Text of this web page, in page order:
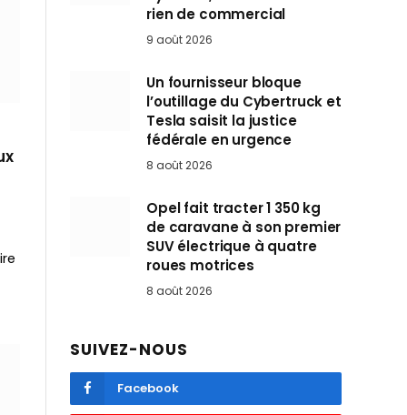
rien de commercial
9 août 2026
Un fournisseur bloque
l’outillage du Cybertruck et
Tesla saisit la justice
fédérale en urgence
8 août 2026
Opel fait tracter 1 350 kg
de caravane à son premier
SUV électrique à quatre
roues motrices
8 août 2026
SUIVEZ-NOUS
Facebook